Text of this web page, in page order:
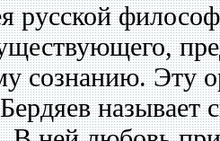
русской
сознанию. Эту
называет